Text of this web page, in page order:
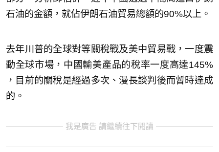
石油的金額，就佔伊朗石油貿易總額的90%以上。
去年川普的全球對等關稅戰及美中貿易戰，一度震
動全球市場，中國輸美產品的稅率一度高達145%
，目前的關稅是經過多次、漫長談判後而暫時達成
的。
我是廣告 請繼續往下閱讀